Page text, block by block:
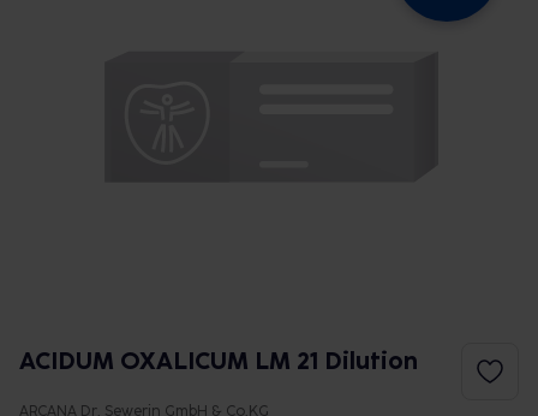
ACIDUM OXALICUM LM 21 Dilution
ARCANA Dr. Sewerin GmbH & Co.KG